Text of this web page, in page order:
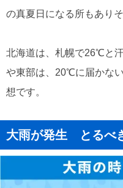
の真夏日になる所もありそ
北海道は、札幌で26℃と
や東部は、20℃に届かな
想です。
大雨が発生 とるべ